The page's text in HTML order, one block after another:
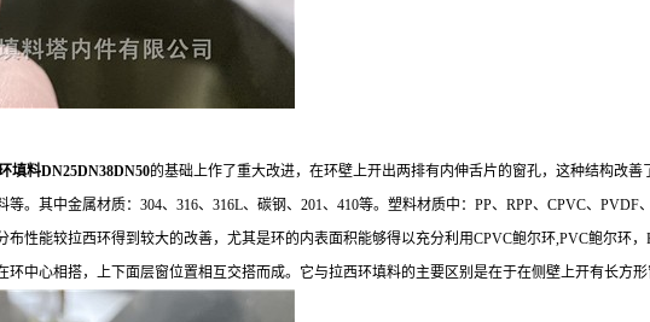
填料DN25DN38DN50的基础上作了重大改进，在环壁上开出两排有内伸舌片的窗孔，这种结构改
。其中金属材质：304、316、316L、碳钢、201、410等。塑料材质中：PP、RPP、CPVC、
性能较拉西环得到较大的改善，尤其是环的内表面积能够得以充分利用CPVC鲍尔环,PVC鲍尔
中心相搭，上下面层窗位置相互交搭而成。它与拉西环填料的主要区别是在于在侧壁上开有长方形